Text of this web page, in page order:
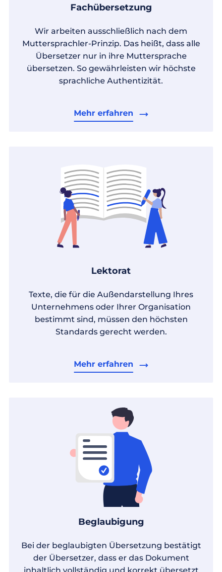
Fachübersetzung
Wir arbeiten ausschließlich nach dem
Muttersprachler-Prinzip. Das heißt, dass alle
Übersetzer nur in ihre Muttersprache
übersetzen. So gewährleisten wir höchste
sprachliche Authentizität.
Mehr erfahren
Lektorat
Texte, die für die Außendarstellung Ihres
Unternehmens oder Ihrer Organisation
bestimmt sind, müssen den höchsten
Standards gerecht werden.
Mehr erfahren
Beglaubigung
Bei der beglaubigten Übersetzung bestätigt
der Übersetzer, dass er das Dokument